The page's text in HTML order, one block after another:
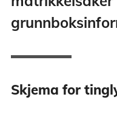
Skjema for